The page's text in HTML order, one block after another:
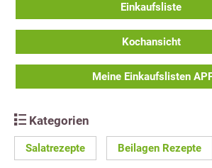
Einkaufsliste
Kochansicht
Meine Einkaufslisten
Kategorien
Salatrezepte Beilagen Rezepte